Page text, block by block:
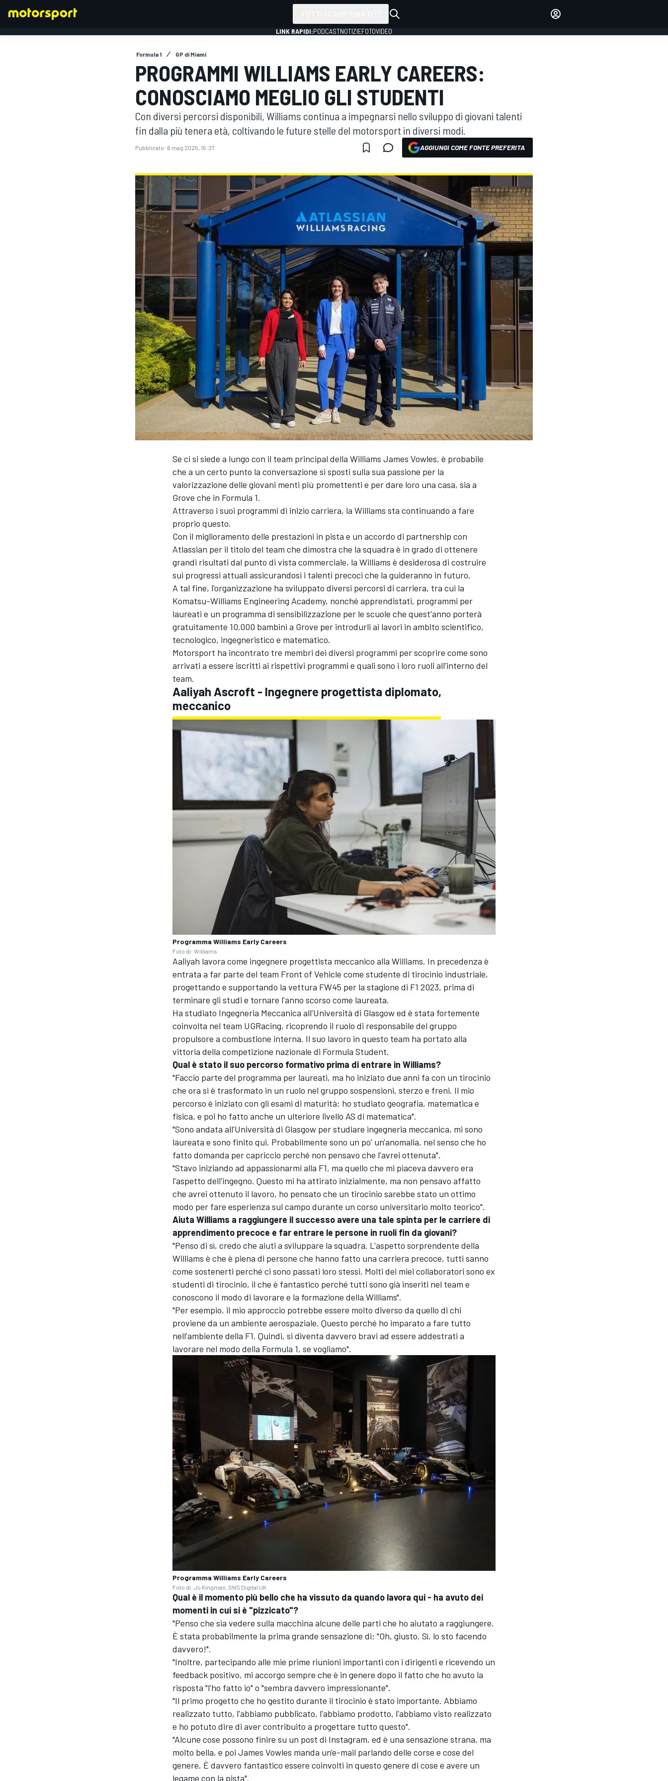
WEC
ACCEDI
LINK RAPIDI:PODCASTNOTIZIEFOTOVIDEO
Formula 1 GP di Miami
PROGRAMMI WILLIAMS EARLY CAREERS:
CONOSCIAMO MEGLIO GLI STUDENTI
Con diversi percorsi disponibili, Williams continua a impegnarsi nello sviluppo di giovani talenti
fin dalla più tenera età, coltivando le future stelle del motorsport in diversi modi.
Pubblicato: 6 mag 2025, 15:27 AGGIUNGI COME FONTE PREFERITA
Se ci si siede a lungo con il team principal della Williams James Vowles, è probabile
che a un certo punto la conversazione si sposti sulla sua passione per la
valorizzazione delle giovani menti più promettenti e per dare loro una casa, sia a
Grove che in Formula 1.
Attraverso i suoi programmi di inizio carriera, la Williams sta continuando a fare
proprio questo.
Con il miglioramento delle prestazioni in pista e un accordo di partnership con
Atlassian per il titolo del team che dimostra che la squadra è in grado di ottenere
grandi risultati dal punto di vista commerciale, la Williams è desiderosa di costruire
sui progressi attuali assicurandosi i talenti precoci che la guideranno in futuro.
A tal fine, l'organizzazione ha sviluppato diversi percorsi di carriera, tra cui la
Komatsu-Williams Engineering Academy, nonché apprendistati, programmi per
laureati e un programma di sensibilizzazione per le scuole che quest'anno porterà
gratuitamente 10.000 bambini a Grove per introdurli ai lavori in ambito scientifico,
tecnologico, ingegneristico e matematico.
Motorsport ha incontrato tre membri dei diversi programmi per scoprire come sono
arrivati a essere iscritti ai rispettivi programmi e quali sono i loro ruoli all'interno del
team.
Aaliyah Ascroft - Ingegnere progettista diplomato,
meccanico
Programma Williams Early Careers
Foto di: Williams
Aaliyah lavora come ingegnere progettista meccanico alla Williams. In precedenza è
entrata a far parte del team Front of Vehicle come studente di tirocinio industriale,
progettando e supportando la vettura FW45 per la stagione di F1 2023, prima di
terminare gli studi e tornare l'anno scorso come laureata.
Ha studiato Ingegneria Meccanica all'Università di Glasgow ed è stata fortemente
coinvolta nel team UGRacing, ricoprendo il ruolo di responsabile del gruppo
propulsore a combustione interna. Il suo lavoro in questo team ha portato alla
vittoria della competizione nazionale di Formula Student.
Qual è stato il suo percorso formativo prima di entrare in Williams?
"Faccio parte del programma per laureati, ma ho iniziato due anni fa con un tirocinio
che ora si è trasformato in un ruolo nel gruppo sospensioni, sterzo e freni. Il mio
percorso è iniziato con gli esami di maturità: ho studiato geografia, matematica e
fisica, e poi ho fatto anche un ulteriore livello AS di matematica".
"Sono andata all'Università di Glasgow per studiare ingegneria meccanica, mi sono
laureata e sono finito qui. Probabilmente sono un po' un'anomalia, nel senso che ho
fatto domanda per capriccio perché non pensavo che l'avrei ottenuta".
"Stavo iniziando ad appassionarmi alla F1, ma quello che mi piaceva davvero era
l'aspetto dell'ingegno. Questo mi ha attirato inizialmente, ma non pensavo affatto
che avrei ottenuto il lavoro, ho pensato che un tirocinio sarebbe stato un ottimo
modo per fare esperienza sul campo durante un corso universitario molto teorico".
Aiuta Williams a raggiungere il successo avere una tale spinta per le carriere di
apprendimento precoce e far entrare le persone in ruoli fin da giovani?
"Penso di sì, credo che aiuti a sviluppare la squadra. L'aspetto sorprendente della
Williams è che è piena di persone che hanno fatto una carriera precoce, tutti sanno
come sostenerti perché ci sono passati loro stessi. Molti dei miei collaboratori sono ex
studenti di tirocinio, il che è fantastico perché tutti sono già inseriti nel team e
conoscono il modo di lavorare e la formazione della Williams".
"Per esempio, il mio approccio potrebbe essere molto diverso da quello di chi
proviene da un ambiente aerospaziale. Questo perché ho imparato a fare tutto
nell'ambiente della F1. Quindi, si diventa davvero bravi ad essere addestrati a
lavorare nel modo della Formula 1, se vogliamo".
Programma Williams Early Careers
Foto di: Jo Kingman, SNS Digital UK
Qual è il momento più bello che ha vissuto da quando lavora qui - ha avuto dei
momenti in cui si è "pizzicato"?
"Penso che sia vedere sulla macchina alcune delle parti che ho aiutato a raggiungere.
È stata probabilmente la prima grande sensazione di: "Oh, giusto. Sì, lo sto facendo
davvero!".
"Inoltre, partecipando alle mie prime riunioni importanti con i dirigenti e ricevendo un
feedback positivo, mi accorgo sempre che è in genere dopo il fatto che ho avuto la
risposta "l'ho fatto io" o "sembra davvero impressionante".
"Il primo progetto che ho gestito durante il tirocinio è stato importante. Abbiamo
realizzato tutto, l'abbiamo pubblicato, l'abbiamo prodotto, l'abbiamo visto realizzato
e ho potuto dire di aver contribuito a progettare tutto questo".
"Alcune cose possono finire su un post di Instagram, ed è una sensazione strana, ma
molto bella, e poi James Vowles manda un'e-mail parlando delle corse e cose del
genere. È davvero fantastico essere coinvolti in questo genere di cose e avere un
legame con la pista".